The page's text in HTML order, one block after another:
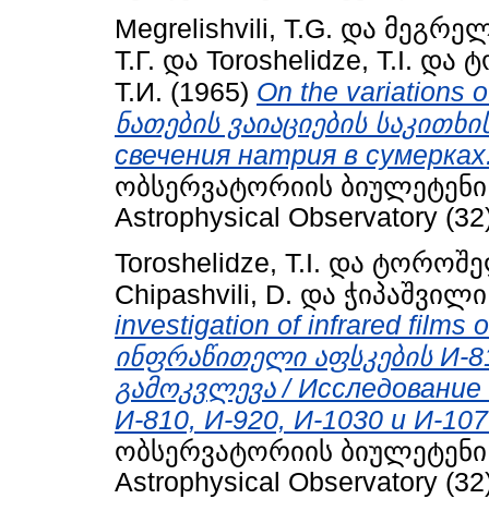
Megrelishvili, T.G. და
Т.Г. და Toroshelidze, T.I. და
Т.И. (1965) On the variations
ნათების ვაიაციების
свечения натрия в
ობსერვატორიის ბიულეტენი
Astrophysical Observatory
Toroshelidze, T.I. და
Chipashvili, D. და
investigation of infrared films
ინფრაწითელი აფსკების И-
გამოკვლევა /
И-810, И-920, И-1030 и И-
ობსერვატორიის ბიულეტენი
Astrophysical Observatory